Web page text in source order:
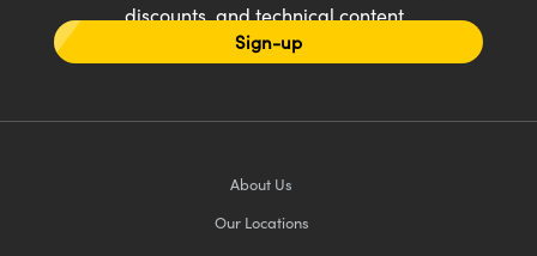
discounts, and technical content
Sign-up
About Us
Our Locations